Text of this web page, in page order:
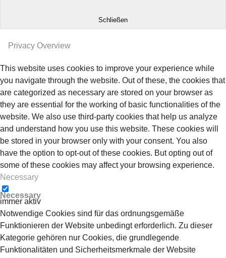
Schließen
Privacy Overview
This website uses cookies to improve your experience while
you navigate through the website. Out of these, the cookies that
are categorized as necessary are stored on your browser as
they are essential for the working of basic functionalities of the
website. We also use third-party cookies that help us analyze
and understand how you use this website. These cookies will
be stored in your browser only with your consent. You also
have the option to opt-out of these cookies. But opting out of
some of these cookies may affect your browsing experience.
Necessary
Necessary
immer aktiv
Notwendige Cookies sind für das ordnungsgemäße
Funktionieren der Website unbedingt erforderlich. Zu dieser
Kategorie gehören nur Cookies, die grundlegende
Funktionalitäten und Sicherheitsmerkmale der Website